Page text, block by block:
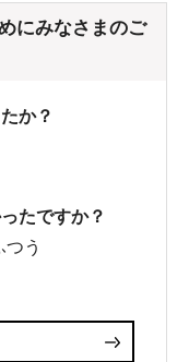
にみなさまのご
か？
たですか？
つう